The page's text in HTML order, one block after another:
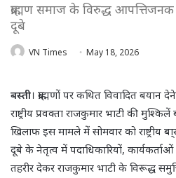
ब्राह्मण समाज के विरुद्ध आपत्तिजनक
दूबे
VN Times May 18, 2026
बस्ती। ब्राह्मणों पर कथित विवादित बयान
राष्ट्रीय प्रवक्ता राजकुमार भाटी की
खिलाफ इस मामले में सोमवार को राष्ट्रीय
दूबे के नेतृत्व में पदाधिकारियों, कार्यकर्ताओं
तहरीर देकर राजकुमार भाटी के विरूद्ध